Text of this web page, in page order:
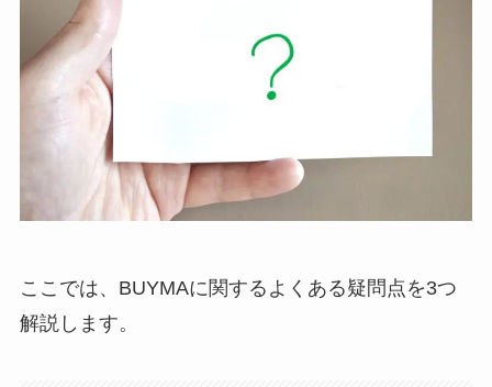
ここでは、BUYMAに関するよくある疑問点を3つ
解説します。